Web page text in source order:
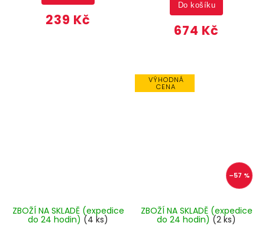
239 Kč
674 Kč
Do košíku
ZBOŽÍ NA SKLADĚ (expedice
do 24 hodin) (4 ks)
VÝHODNÁ
CENA
–57 %
ZBOŽÍ NA SKLADĚ (expedice
do 24 hodin) (2 ks)